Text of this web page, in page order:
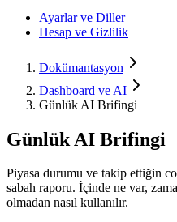
Ayarlar ve Diller
Hesap ve Gizlilik
Dokümantasyon
Dashboard ve AI
Günlük AI Brifingi
Günlük AI Brifingi
Piyasa durumu ve takip ettiğin
sabah raporu. İçinde ne var,
olmadan nasıl kullanılır.